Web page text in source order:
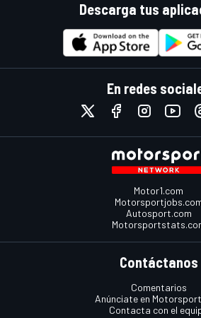
Descarga tus
En redes
Motor1.com
Autosport.com
Contáctanos
Comentarios
Anúnciate en
Contacta con el